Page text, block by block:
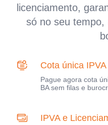
licenciamento,
só no seu tempo,
Cota única
Pague agora cota
BA sem filas e
IPVA e